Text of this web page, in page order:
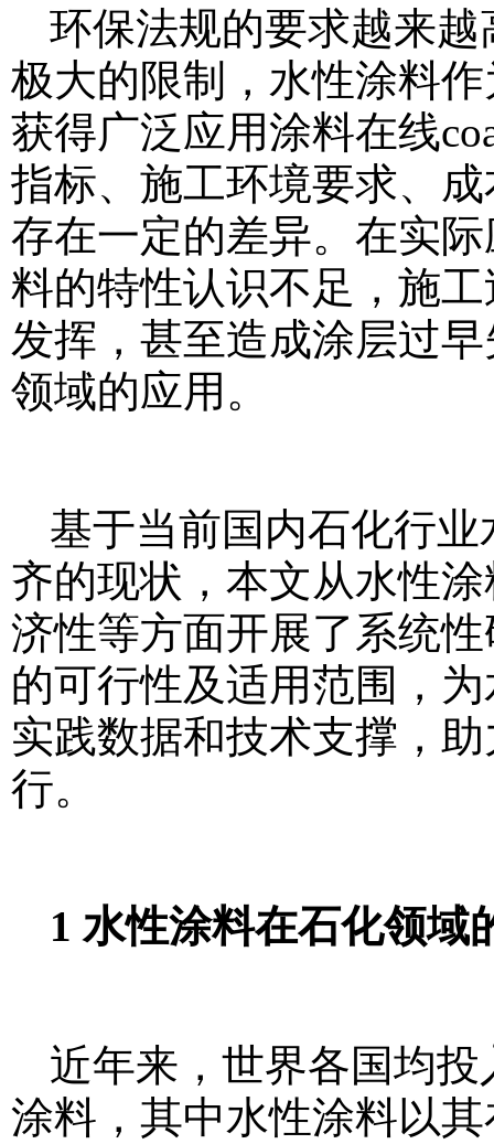
环保法规的要求越来
极大的限制，水性涂料
获得广泛应用涂料在线
指标、施工环境要求、
存在一定的差异。在实
料的特性认识不足，施
发挥，甚至造成涂层过
领域的应用。
基于当前国内石化行
齐的现状，本文从水性
济性等方面开展了系统
的可行性及适用范围，
实践数据和技术支撑，
行。
1 水性涂料在石化领域
近年来，世界各国均
涂料，其中水性涂料以